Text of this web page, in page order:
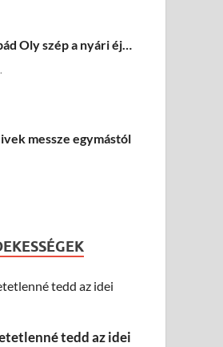
Oly szép a nyári éj…
messze egymástól
tedd az idei